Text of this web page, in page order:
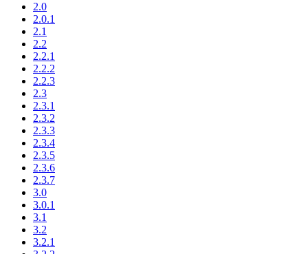
2.0
2.0.1
2.1
2.2
2.2.1
2.2.2
2.2.3
2.3
2.3.1
2.3.2
2.3.3
2.3.4
2.3.5
2.3.6
2.3.7
3.0
3.0.1
3.1
3.2
3.2.1